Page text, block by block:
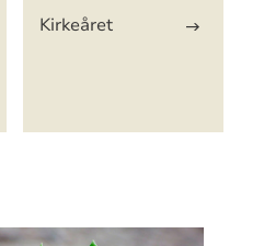
Kirkeåret